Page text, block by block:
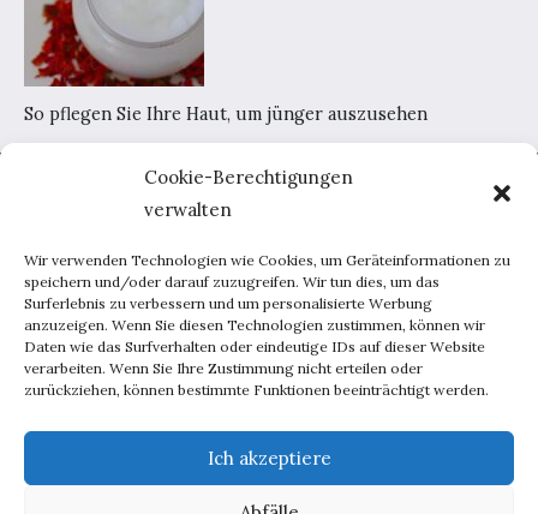
Cookie-Berechtigungen
verwalten
Wir verwenden Technologien wie Cookies, um Geräteinformationen zu
speichern und/oder darauf zuzugreifen. Wir tun dies, um das
Surferlebnis zu verbessern und um personalisierte Werbung
anzuzeigen. Wenn Sie diesen Technologien zustimmen, können wir
Daten wie das Surfverhalten oder eindeutige IDs auf dieser Website
verarbeiten. Wenn Sie Ihre Zustimmung nicht erteilen oder
zurückziehen, können bestimmte Funktionen beeinträchtigt werden.
Ich akzeptiere
So pflegen Sie Ihre Haut, um jünger auszusehen
Home
Portal-Werbung
Kontakt
Haus und Garten
Beratung
Inspirationen